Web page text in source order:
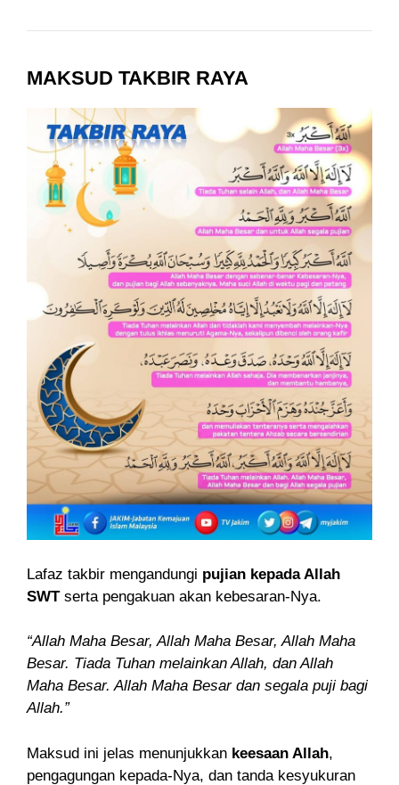
MAKSUD TAKBIR RAYA
Lafaz takbir mengandungi pujian kepada Allah
SWTserta pengakuan akan kebesaran-Nya.
“Allah Maha Besar, Allah Maha Besar, Allah Maha
Besar. Tiada Tuhan melainkan Allah, dan Allah
Maha Besar. Allah Maha Besar dan segala puji bagi
Allah.”
Maksud ini jelas menunjukkan keesaan Allah,
pengagungan kepada-Nya, dan tanda kesyukuran